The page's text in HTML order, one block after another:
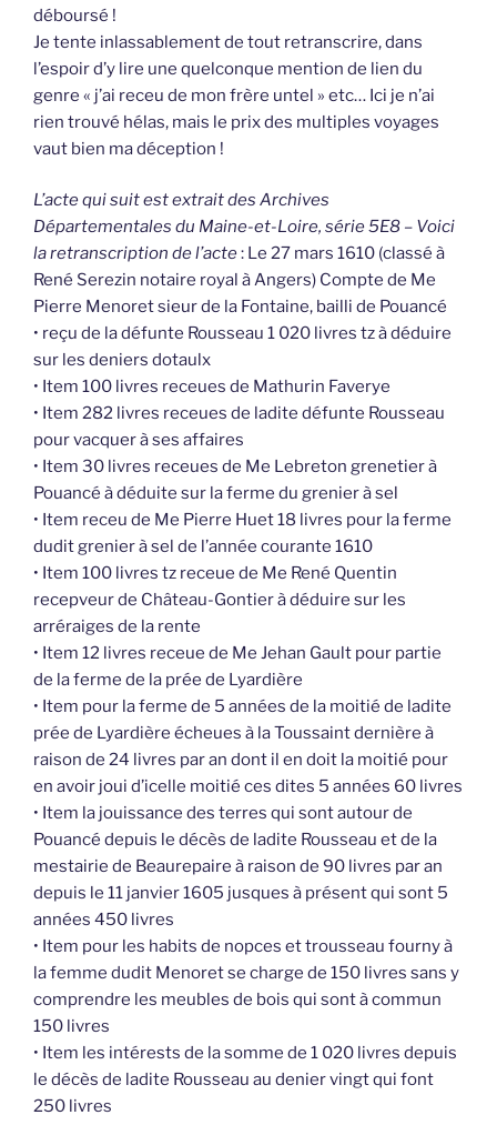
déboursé !
Je tente inlassablement de tout retranscrire, dans
l’espoir d’y lire une quelconque mention de lien du
genre « j’ai receu de mon frère untel » etc… Ici je n’ai
rien trouvé hélas, mais le prix des multiples voyages
vaut bien ma déception !
L’acte qui suit est extrait des Archives
Départementales du Maine-et-Loire, série 5E8 – Voici
la retranscription de l’acte: Le 27 mars 1610 (classé à
René Serezin notaire royal à Angers) Compte de Me
Pierre Menoret sieur de la Fontaine, bailli de Pouancé
• reçu de la défunte Rousseau 1 020 livres tz à déduire
sur les deniers dotaulx
• Item 100 livres receues de Mathurin Faverye
• Item 282 livres receues de ladite défunte Rousseau
pour vacquer à ses affaires
• Item 30 livres receues de Me Lebreton grenetier à
Pouancé à déduite sur la ferme du grenier à sel
• Item receu de Me Pierre Huet 18 livres pour la ferme
dudit grenier à sel de l’année courante 1610
• Item 100 livres tz receue de Me René Quentin
recepveur de Château-Gontier à déduire sur les
arréraiges de la rente
• Item 12 livres receue de Me Jehan Gault pour partie
de la ferme de la prée de Lyardière
• Item pour la ferme de 5 années de la moitié de ladite
prée de Lyardière écheues à la Toussaint dernière à
raison de 24 livres par an dont il en doit la moitié pour
en avoir joui d’icelle moitié ces dites 5 années 60 livres
• Item la jouissance des terres qui sont autour de
Pouancé depuis le décès de ladite Rousseau et de la
mestairie de Beaurepaire à raison de 90 livres par an
depuis le 11 janvier 1605 jusques à présent qui sont 5
années 450 livres
• Item pour les habits de nopces et trousseau fourny à
la femme dudit Menoret se charge de 150 livres sans y
comprendre les meubles de bois qui sont à commun
150 livres
• Item les intérests de la somme de 1 020 livres depuis
le décès de ladite Rousseau au denier vingt qui font
250 livres